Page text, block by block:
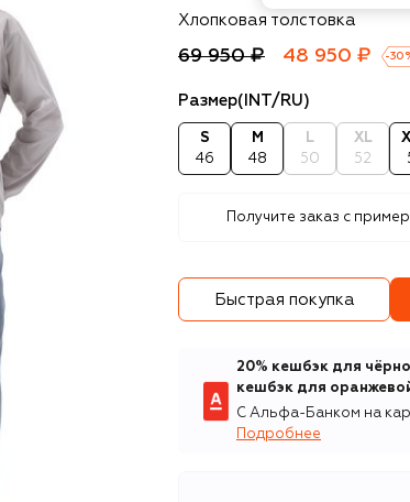
Kiton
Хлопковая толстовка
69 950 ₽ 48 950 ₽ -30
Размер(INT/RU)
S
46
M
48
L
50
XL
52
Получите заказ с
Быстрая покупка
20% кешбэк для
кешбэк для
С Альфа-Банком на
Подробнее